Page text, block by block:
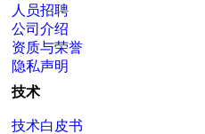
人员招聘
公司介绍
资质与荣誉
隐私声明
技术
技术白皮书